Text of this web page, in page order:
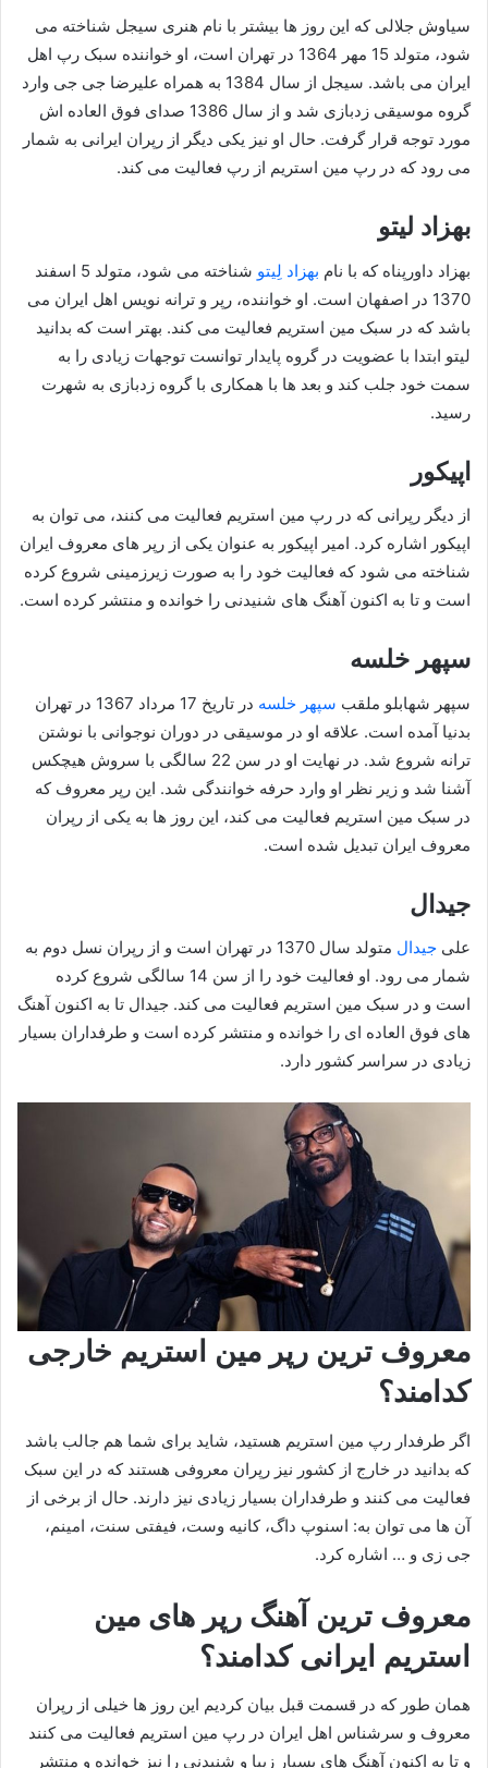
سیاوش جلالی که این روز ها بیشتر با نام هنری سیجل شناخته می‌
شود، متولد 15 مهر 1364 در تهران است، او خواننده سبک رپ اهل
ایران می باشد. سیجل از سال 1384 به همراه علیرضا جی جی وارد
گروه موسیقی زدبازی شد و از سال 1386 صدای فوق العاده اش
مورد توجه قرار گرفت. حال او نیز یکی دیگر از رپران ایرانی به شمار
می رود که در رپ مین استریم از رپ فعالیت می کند.
بهزاد لیتو
بهزاد داورپناه که با نام بهزاد لِیتو
شناخته می‌ شود، متولد 5 اسفند
1370 در اصفهان است. او خواننده، رپر و ترانه‌ نویس اهل ایران می
باشد که در سبک مین استریم فعالیت می کند. بهتر است که بدانید
لیتو ابتدا با عضویت در گروه پایدار توانست توجهات زیادی را به
سمت خود جلب کند و بعد ها با همکاری با گروه زدبازی به شهرت
رسید.
اپیکور
از دیگر رپرانی که در رپ مین استریم فعالیت می کنند، می توان به
اپیکور اشاره کرد. امیر اپیکور به عنوان یکی از رپر های معروف ایران
شناخته می‌ شود که فعالیت خود را به صورت زیرزمینی شروع کرده
است و تا به اکنون آهنگ های شنیدنی را خوانده و منتشر کرده است.
سپهر خلسه
سپهر شهابلو ملقب سپهر خلسه
در تاریخ 17 مرداد 1367 در تهران
بدنیا آمده است. علاقه او در موسیقی در دوران نوجوانی با نوشتن
ترانه شروع شد. در نهایت او در سن 22 سالگی با سروش هیچکس
آشنا شد و زیر نظر او وارد حرفه خوانندگی شد. این رپر معروف که
در سبک مین استریم فعالیت می کند، این روز ها به یکی از رپران
معروف ایران تبدیل شده است.
جیدال
علی جیدال
متولد سال 1370 در تهران است و از رپران نسل دوم به
شمار می‌ رود. او فعالیت خود را از سن 14 سالگی شروع کرده
است و در سبک مین استریم فعالیت می کند. جیدال تا به اکنون آهنگ
های فوق العاده ای را خوانده و منتشر کرده است و طرفداران بسیار
زیادی در سراسر کشور دارد.
معروف ترین رپر مین استریم خارجی
کدامند؟
اگر طرفدار رپ مین استریم هستید، شاید برای شما هم جالب باشد
که بدانید در خارج از کشور نیز رپران معروفی هستند که در این سبک
فعالیت می کنند و طرفداران بسیار زیادی نیز دارند. حال از برخی از
آن ها می‌ توان به: اسنوپ داگ، کانیه وست، فیفتی سنت، امینم،
جی زی و … اشاره کرد.
معروف ترین آهنگ رپر های مین
استریم ایرانی کدامند؟
همان طور که در قسمت قبل بیان کردیم این روز ها خیلی از رپران
معروف و سرشناس اهل ایران در رپ مین استریم فعالیت می‌ کنند
و تا به اکنون آهنگ های بسیار زیبا و شنیدنی را نیز خوانده و منتشر